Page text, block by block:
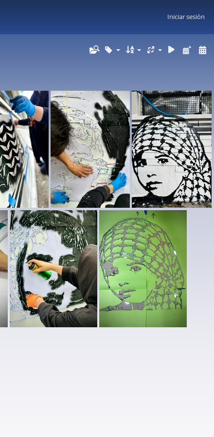
Iniciar sesión
SIGAN mural palestina (14) SIGAN mural palestina (10)